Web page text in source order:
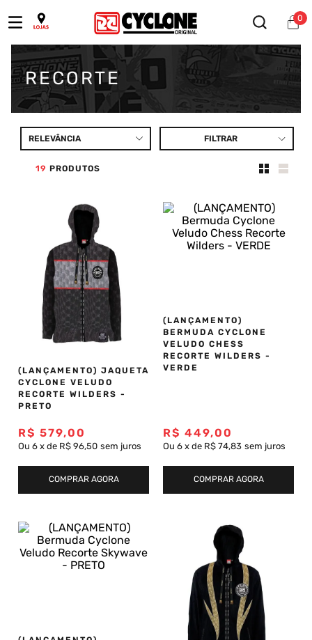
0
RECORTE
RELEVÂNCIA FILTRAR
19 PRODUTOS
(LANÇAMENTO) JAQUETA
CYCLONE VELUDO
RECORTE WILDERS -
PRETO
R$ 579,00
Ou 6 x de R$ 96,50 sem juros
COMPRAR AGORA
(LANÇAMENTO)
BERMUDA CYCLONE
VELUDO CHESS
RECORTE WILDERS -
VERDE
R$ 449,00
Ou 6 x de R$ 74,83 sem juros
COMPRAR AGORA